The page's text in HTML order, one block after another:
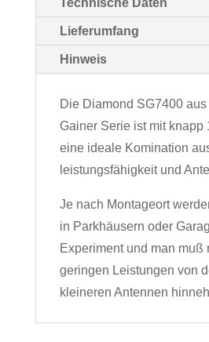
Technische Daten
Lieferumfang
Hinweis
Die Diamond SG7400
Gainer Serie ist mit knapp
eine ideale Komination
leistungsfähigkeit und
Je nach Montageort
in Parkhäusern oder
Experiment und man muß
geringen Leistungen von
kleineren Antennen